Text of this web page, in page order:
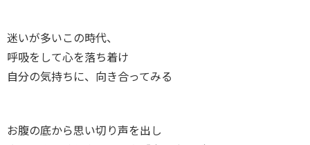
迷いが多いこの時代、
呼吸をして心を落ち着け
自分の気持ちに、向き合ってみる
お腹の底から思い切り声を出し